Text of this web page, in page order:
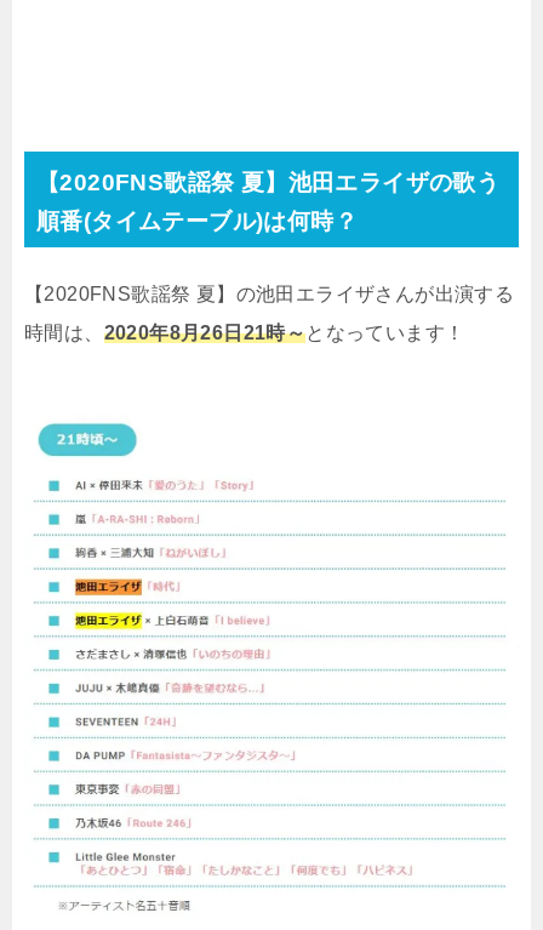
【2020FNS歌謡祭 夏】池田エライザの歌う
順番(タイムテーブル)は何時？
【2020FNS歌謡祭 夏】の池田エライザさんが出演する
時間は、 2020年8月26日21時～となっています！